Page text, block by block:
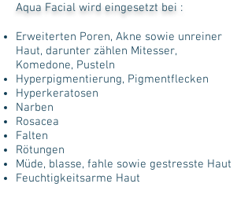
Aqua Facial wird eingesetzt bei :
Erweiterten Poren, Akne sowie unreiner
Haut, darunter zählen Mitesser,
Komedone, Pusteln
Hyperpigmentierung, Pigmentflecken
Hyperkeratosen
Narben
Rosacea
Falten
Rötungen
Müde, blasse, fahle sowie gestresste Haut
Feuchtigkeitsarme Haut